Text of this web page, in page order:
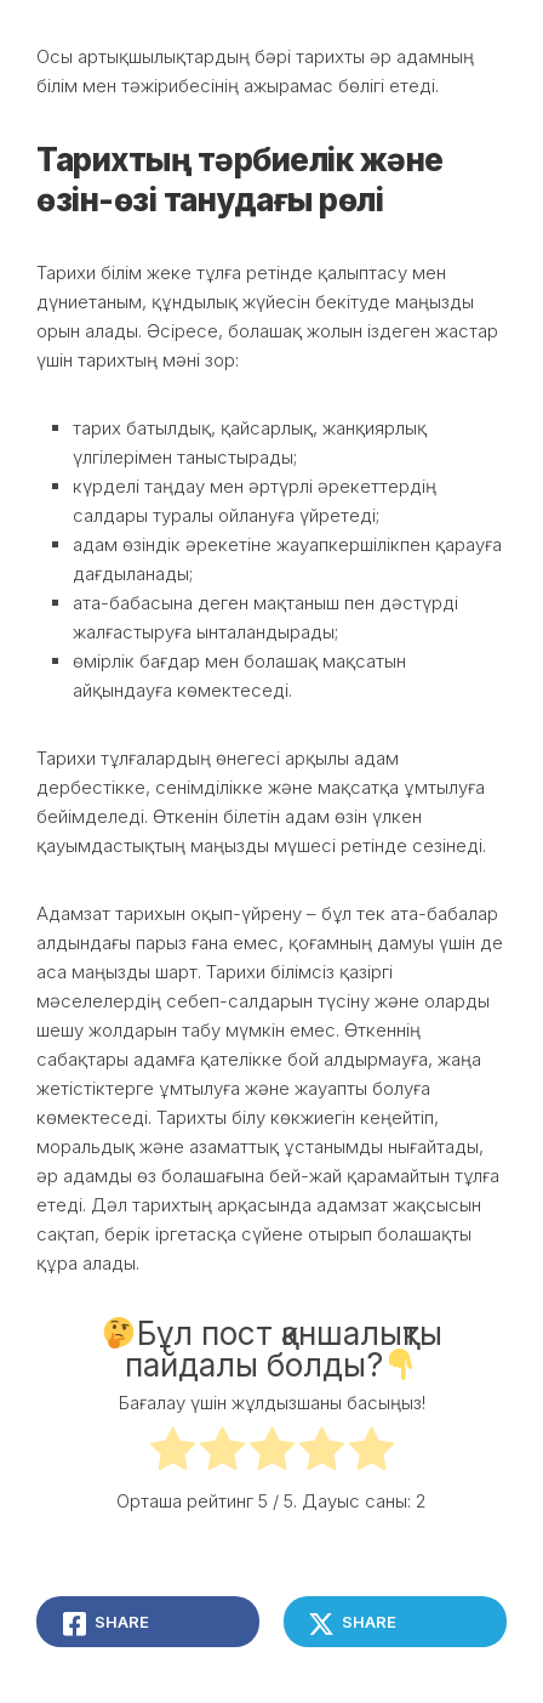
Осы артықшылықтардың бәрі тарихты әр адамның
білім мен тәжірибесінің ажырамас бөлігі етеді.
Тарихтың тәрбиелік және
өзін-өзі танудағы рөлі
Тарихи білім жеке тұлға ретінде қалыптасу мен
дүниетаным, құндылық жүйесін бекітуде маңызды
орын алады. Әсіресе, болашақ жолын іздеген жастар
үшін тарихтың мәні зор:
тарих батылдық, қайсарлық, жанқиярлық
үлгілерімен таныстырады;
күрделі таңдау мен әртүрлі әрекеттердің
салдары туралы ойлануға үйретеді;
адам өзіндік әрекетіне жауапкершілікпен қарауға
дағдыланады;
ата-бабасына деген мақтаныш пен дәстүрді
жалғастыруға ынталандырады;
өмірлік бағдар мен болашақ мақсатын
айқындауға көмектеседі.
Тарихи тұлғалардың өнегесі арқылы адам
дербестікке, сенімділікке және мақсатқа ұмтылуға
бейімделеді. Өткенін білетін адам өзін үлкен
қауымдастықтың маңызды мүшесі ретінде сезінеді.
Адамзат тарихын оқып-үйрену – бұл тек ата-бабалар
алдындағы парыз ғана емес, қоғамның дамуы үшін де
аса маңызды шарт. Тарихи білімсіз қазіргі
мәселелердің себеп-салдарын түсіну және оларды
шешу жолдарын табу мүмкін емес. Өткеннің
сабақтары адамға қателікке бой алдырмауға, жаңа
жетістіктерге ұмтылуға және жауапты болуға
көмектеседі. Тарихты білу көкжиегін кеңейтіп,
моральдық және азаматтық ұстанымды нығайтады,
әр адамды өз болашағына бей-жай қарамайтын тұлға
етеді. Дәл тарихтың арқасында адамзат жақсысын
сақтап, берік іргетасқа сүйене отырып болашақты
құра алады.
Бұл пост қаншалықты
пайдалы болды?
Бағалау үшін жұлдызшаны басыңыз!
Орташа рейтинг 5 / 5. Дауыс саны: 2
SHARE SHARE